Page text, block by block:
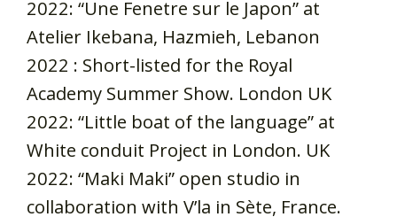
2022: “Une Fenetre sur le Japon” at
Atelier Ikebana, Hazmieh, Lebanon
2022 : Short-listed for the Royal
Academy Summer Show. London UK
2022: “Little boat of the language” at
White conduit Project in London. UK
2022: “Maki Maki” open studio in
collaboration with V’la in Sète, France.